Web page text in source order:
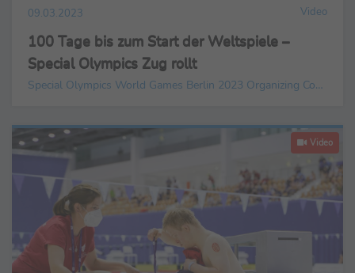
09.03.2023 Video
100 Tage bis zum Start der Weltspiele –
Special Olympics Zug rollt
Special Olympics World Games Berlin 2023 Organizing Committee gGmbH
Video